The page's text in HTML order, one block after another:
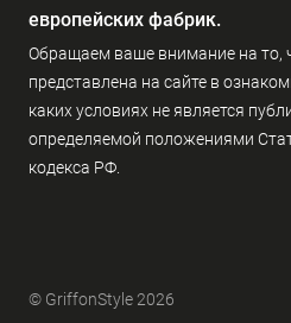
европейских фабрик.
Обращаем ваше внимание на то,
представлена на сайте в
каких условиях не является
определяемой положениями
кодекса РФ.
© GriffonStyle 2026